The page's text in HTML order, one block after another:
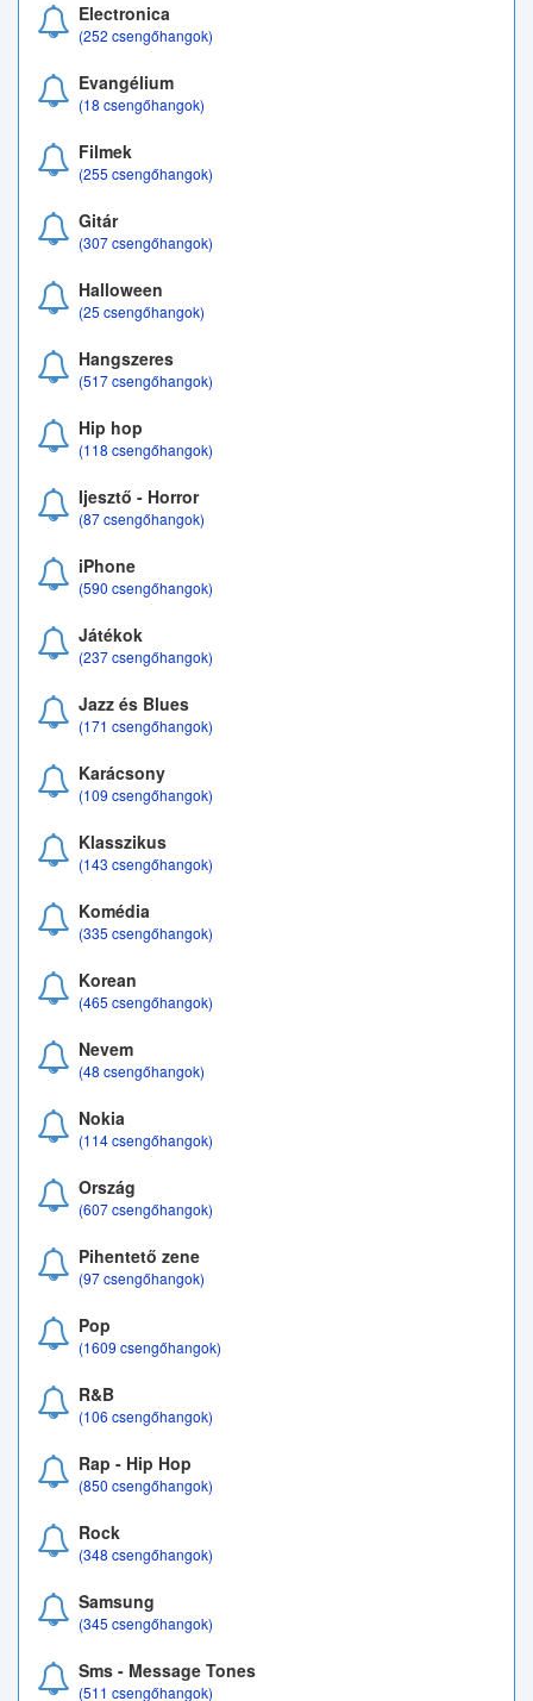
Electronica
(252 csengőhangok)
Evangélium
(18 csengőhangok)
Filmek
(255 csengőhangok)
Gitár
(307 csengőhangok)
Halloween
(25 csengőhangok)
Hangszeres
(517 csengőhangok)
Hip hop
(118 csengőhangok)
Ijesztő - Horror
(87 csengőhangok)
iPhone
(590 csengőhangok)
Játékok
(237 csengőhangok)
Jazz és Blues
(171 csengőhangok)
Karácsony
(109 csengőhangok)
Klasszikus
(143 csengőhangok)
Komédia
(335 csengőhangok)
Korean
(465 csengőhangok)
Nevem
(48 csengőhangok)
Nokia
(114 csengőhangok)
Ország
(607 csengőhangok)
Pihentető zene
(97 csengőhangok)
Pop
(1609 csengőhangok)
R&B
(106 csengőhangok)
Rap - Hip Hop
(850 csengőhangok)
Rock
(348 csengőhangok)
Samsung
(345 csengőhangok)
Sms - Message Tones
(511 csengőhangok)